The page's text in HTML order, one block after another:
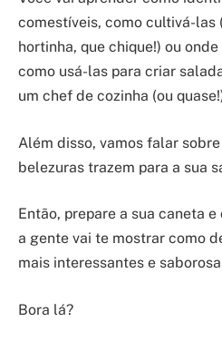
comestíveis, como cultivá-las
hortinha, que chique!) ou
como usá-las para criar
um chef de cozinha (ou
Além disso, vamos falar
belezuras trazem para a sua
Então, prepare a sua caneta
a gente vai te mostrar como
mais interessantes e
Bora lá?